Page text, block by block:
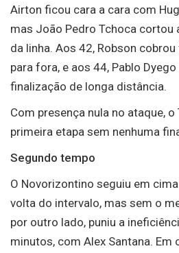
Airton ficou cara a cara com
mas João Pedro Tchoca cortou
da linha. Aos 42, Robson
para fora, e aos 44, Pablo
finalização de longa distância.
Com presença nula no ataque,
primeira etapa sem nenhuma
Segundo tempo
O Novorizontino seguiu em
volta do intervalo, mas sem o
por outro lado, puniu a
minutos, com Alex Santana. Em